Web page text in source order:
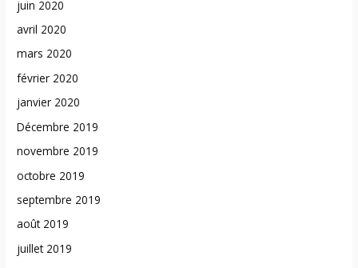
juin 2020
avril 2020
mars 2020
février 2020
janvier 2020
Décembre 2019
novembre 2019
octobre 2019
septembre 2019
août 2019
juillet 2019